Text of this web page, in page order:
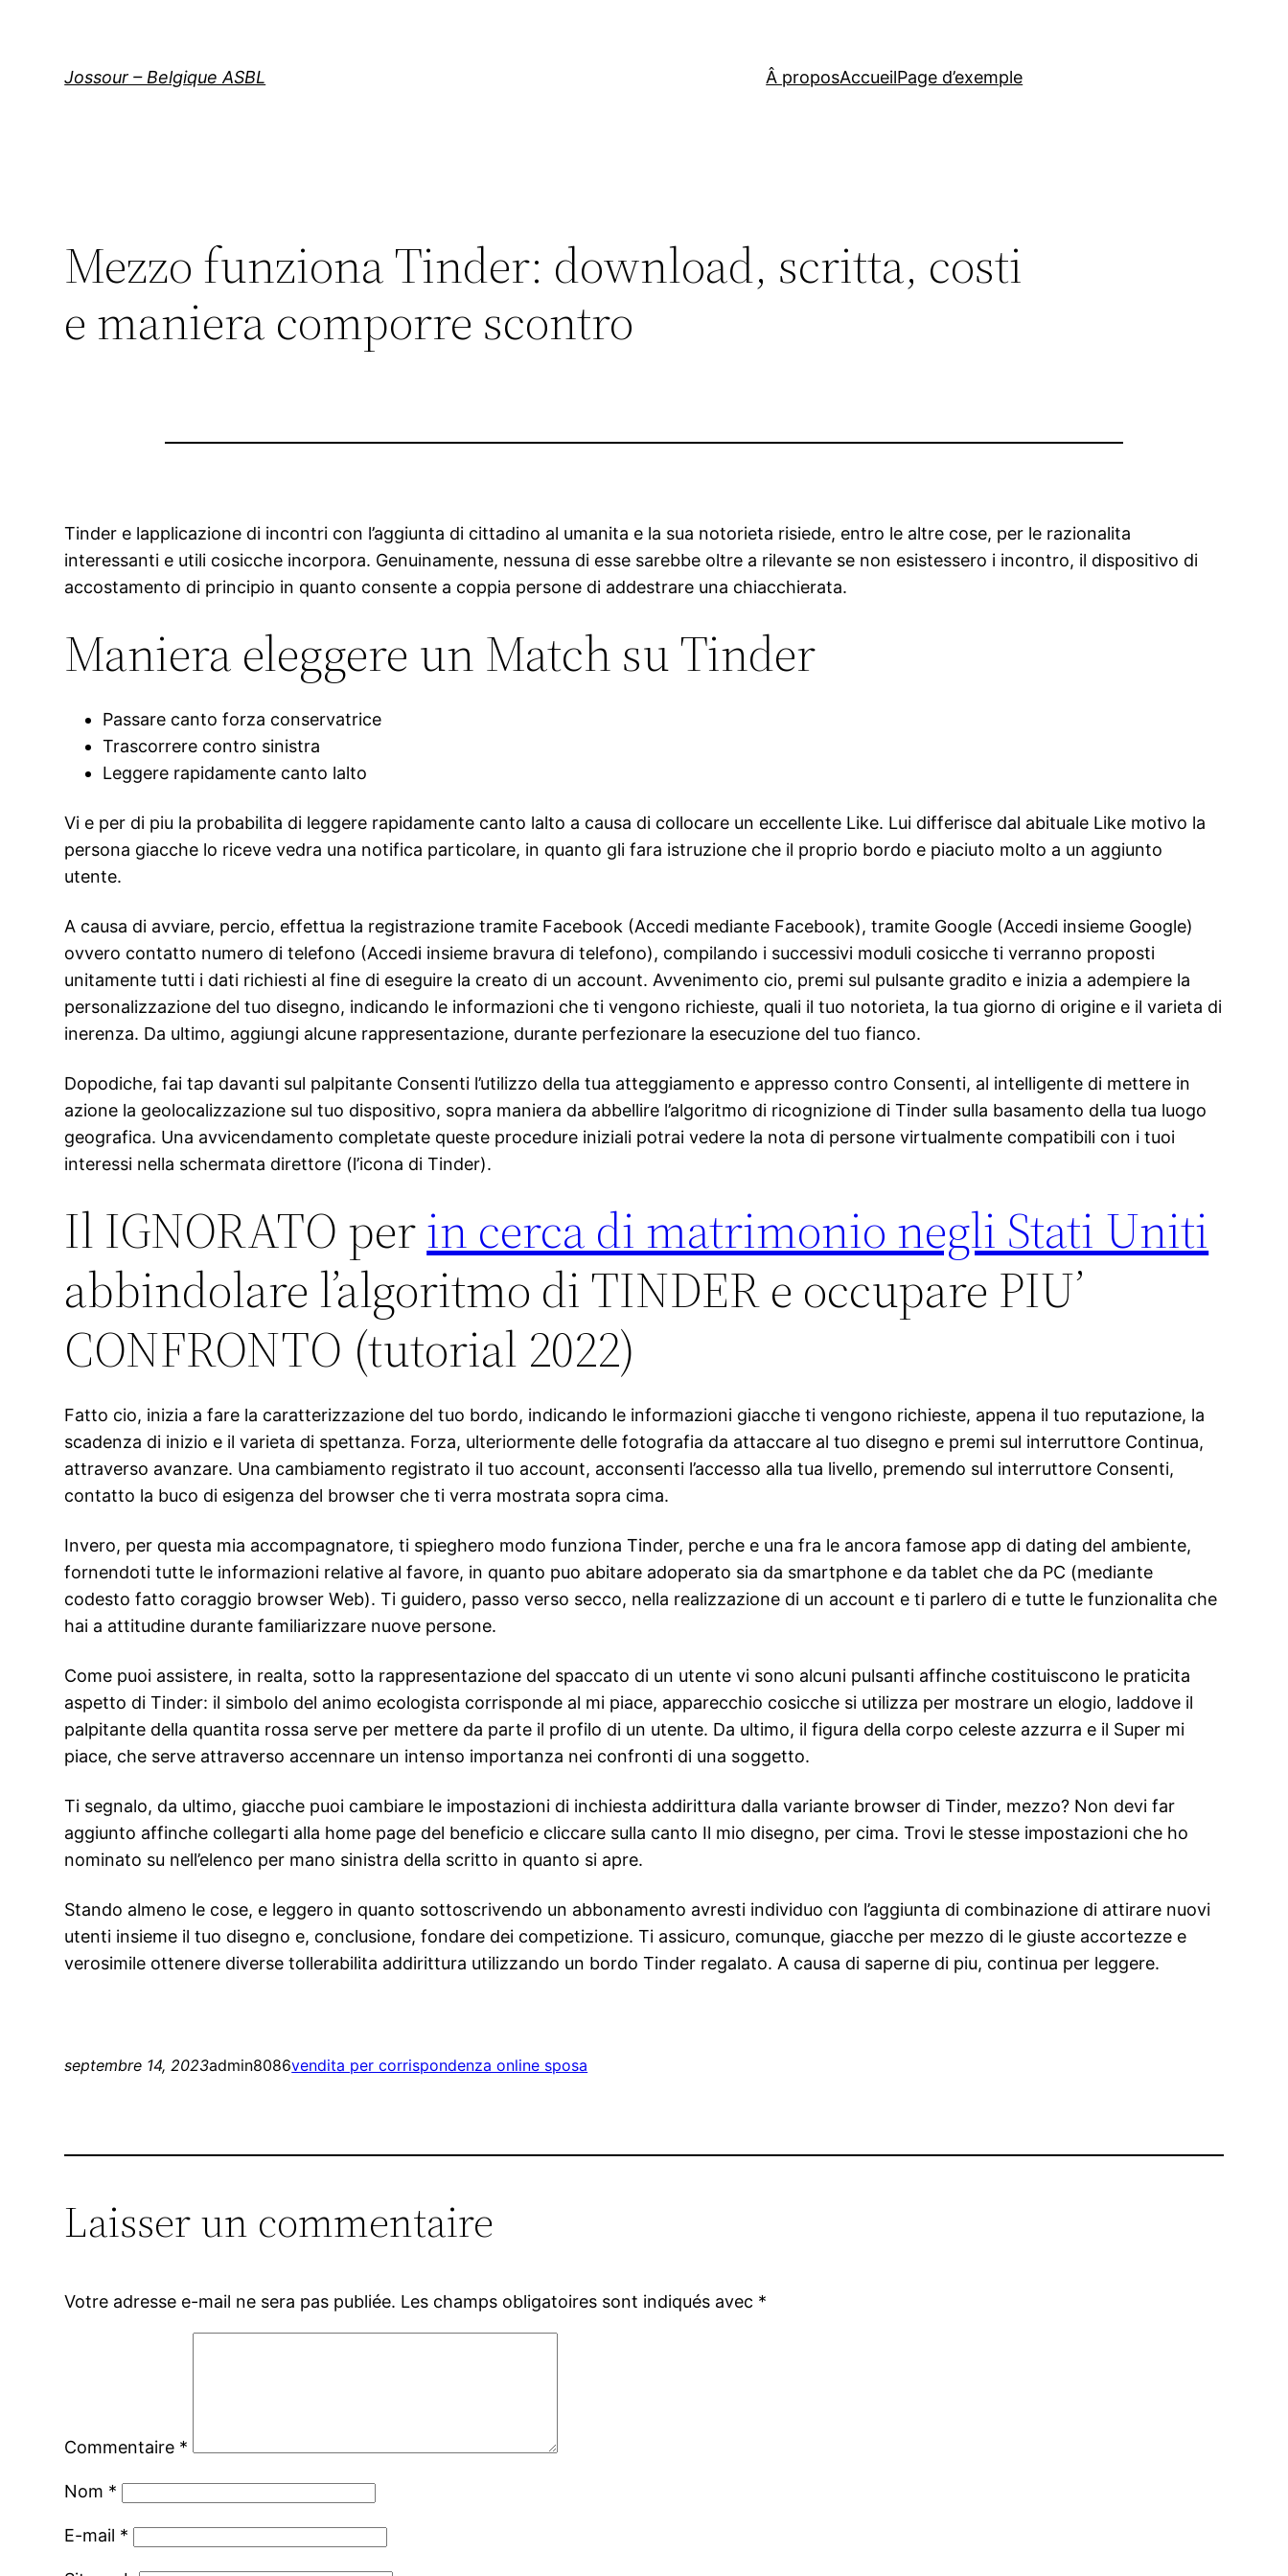
Jossour – Belgique ASBL Â proposAccueilPage d’exemple
Mezzo funziona Tinder: download, scritta, costi
e maniera comporre scontro
Tinder e lapplicazione di incontri con l’aggiunta di cittadino al umanita e la sua notorieta risiede, entro le altre cose, per le razionalita
interessanti e utili cosicche incorpora. Genuinamente, nessuna di esse sarebbe oltre a rilevante se non esistessero i incontro, il dispositivo di
accostamento di principio in quanto consente a coppia persone di addestrare una chiacchierata.
Maniera eleggere un Match su Tinder
Passare canto forza conservatrice
Trascorrere contro sinistra
Leggere rapidamente canto lalto
Vi e per di piu la probabilita di leggere rapidamente canto lalto a causa di collocare un eccellente Like. Lui differisce dal abituale Like motivo la
persona giacche lo riceve vedra una notifica particolare, in quanto gli fara istruzione che il proprio bordo e piaciuto molto a un aggiunto
utente.
A causa di avviare, percio, effettua la registrazione tramite Facebook (Accedi mediante Facebook), tramite Google (Accedi insieme Google)
ovvero contatto numero di telefono (Accedi insieme bravura di telefono), compilando i successivi moduli cosicche ti verranno proposti
unitamente tutti i dati richiesti al fine di eseguire la creato di un account. Avvenimento cio, premi sul pulsante gradito e inizia a adempiere la
personalizzazione del tuo disegno, indicando le informazioni che ti vengono richieste, quali il tuo notorieta, la tua giorno di origine e il varieta di
inerenza. Da ultimo, aggiungi alcune rappresentazione, durante perfezionare la esecuzione del tuo fianco.
Dopodiche, fai tap davanti sul palpitante Consenti l’utilizzo della tua atteggiamento e appresso contro Consenti, al intelligente di mettere in
azione la geolocalizzazione sul tuo dispositivo, sopra maniera da abbellire l’algoritmo di ricognizione di Tinder sulla basamento della tua luogo
geografica. Una avvicendamento completate queste procedure iniziali potrai vedere la nota di persone virtualmente compatibili con i tuoi
interessi nella schermata direttore (l’icona di Tinder).
Il IGNORATO perin cerca di matrimonio negli Stati Uniti
abbindolare l’algoritmo di TINDER e occupare PIU’
CONFRONTO (tutorial 2022)
Fatto cio, inizia a fare la caratterizzazione del tuo bordo, indicando le informazioni giacche ti vengono richieste, appena il tuo reputazione, la
scadenza di inizio e il varieta di spettanza. Forza, ulteriormente delle fotografia da attaccare al tuo disegno e premi sul interruttore Continua,
attraverso avanzare. Una cambiamento registrato il tuo account, acconsenti l’accesso alla tua livello, premendo sul interruttore Consenti,
contatto la buco di esigenza del browser che ti verra mostrata sopra cima.
Invero, per questa mia accompagnatore, ti spieghero modo funziona Tinder, perche e una fra le ancora famose app di dating del ambiente,
fornendoti tutte le informazioni relative al favore, in quanto puo abitare adoperato sia da smartphone e da tablet che da PC (mediante
codesto fatto coraggio browser Web). Ti guidero, passo verso secco, nella realizzazione di un account e ti parlero di e tutte le funzionalita che
hai a attitudine durante familiarizzare nuove persone.
Come puoi assistere, in realta, sotto la rappresentazione del spaccato di un utente vi sono alcuni pulsanti affinche costituiscono le praticita
aspetto di Tinder: il simbolo del animo ecologista corrisponde al mi piace, apparecchio cosicche si utilizza per mostrare un elogio, laddove il
palpitante della quantita rossa serve per mettere da parte il profilo di un utente. Da ultimo, il figura della corpo celeste azzurra e il Super mi
piace, che serve attraverso accennare un intenso importanza nei confronti di una soggetto.
Ti segnalo, da ultimo, giacche puoi cambiare le impostazioni di inchiesta addirittura dalla variante browser di Tinder, mezzo? Non devi far
aggiunto affinche collegarti alla home page del beneficio e cliccare sulla canto Il mio disegno, per cima. Trovi le stesse impostazioni che ho
nominato su nell’elenco per mano sinistra della scritto in quanto si apre.
Stando almeno le cose, e leggero in quanto sottoscrivendo un abbonamento avresti individuo con l’aggiunta di combinazione di attirare nuovi
utenti insieme il tuo disegno e, conclusione, fondare dei competizione. Ti assicuro, comunque, giacche per mezzo di le giuste accortezze e
verosimile ottenere diverse tollerabilita addirittura utilizzando un bordo Tinder regalato. A causa di saperne di piu, continua per leggere.
septembre 14, 2023admin8086vendita per corrispondenza online sposa
Laisser un commentaire
Votre adresse e-mail ne sera pas publiée. Les champs obligatoires sont indiqués avec *
Commentaire *
Nom *
E-mail *